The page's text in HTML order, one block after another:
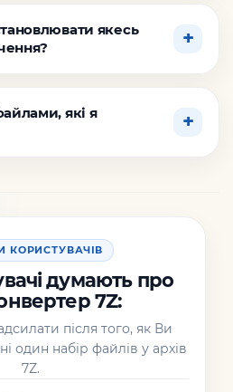
якесь
які я
КОРИСТУВАЧІВ
думають про
7Z:
після того, як Ви
один набір файлів у архів
7Z.